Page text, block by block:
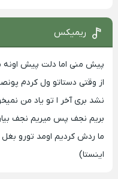
ریمیکس
پیش منی اما دلت پیش اونه
از وقتی دستاتو ول کردم
نشد بری آخر ا تو یاد من
بریم نجف پس میریم نجف بیار
ما ردش کردیم اومد تورو
اینستا)